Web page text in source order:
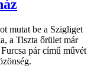
mutat be a Szigliget
a Tiszta őrület már
pár című művét